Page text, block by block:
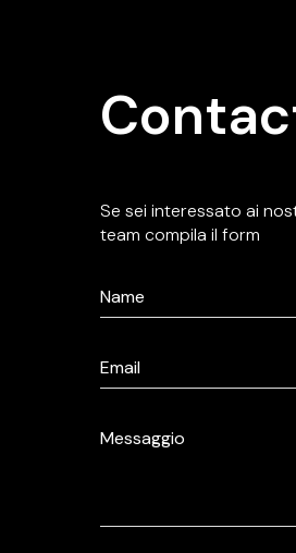
Se sei interessato ai
team compila il form
*
*
*